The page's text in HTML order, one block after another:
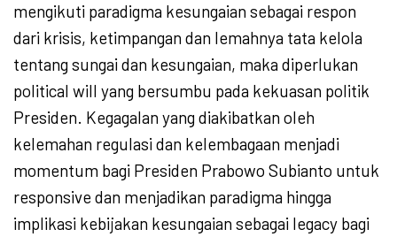
mengikuti paradigma kesungaian sebagai respon
dari krisis, ketimpangan dan lemahnya tata kelola
tentang sungai dan kesungaian, maka diperlukan
political will yang bersumbu pada kekuasan politik
Presiden. Kegagalan yang diakibatkan oleh
kelemahan regulasi dan kelembagaan menjadi
momentum bagi Presiden Prabowo Subianto untuk
responsive dan menjadikan paradigma hingga
implikasi kebijakan kesungaian sebagai legacy bagi